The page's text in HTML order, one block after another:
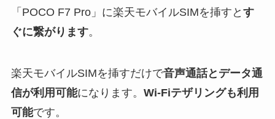
「POCO F7 Pro」に楽天モバイルSIMを挿すと す
ぐに繋がります。
楽天モバイルSIMを挿すだけで音声通話とデータ通
信が利用可能になります。 Wi-Fiテザリングも利用
可能です。